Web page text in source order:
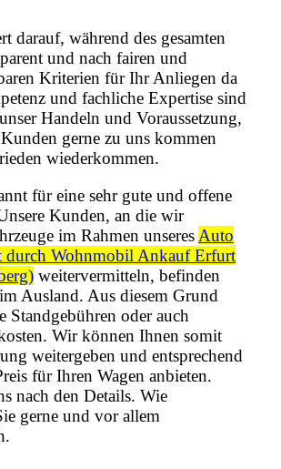
darauf, während des gesamten
und nach fairen und
Kriterien für Ihr Anliegen da
und fachliche Expertise sind
Handeln und Voraussetzung,
gerne zu uns kommen
wiederkommen.
für eine sehr gute und offene
Kunden, an die wir
im Rahmen unseres Auto
durch Wohnmobil Ankauf Erfurt
weitervermitteln, befinden
Ausland. Aus diesem Grund
Standgebühren oder auch
Wir können Ihnen somit
weitergeben und entsprechend
für Ihren Wagen anbieten.
nach den Details. Wie
gerne und vor allem